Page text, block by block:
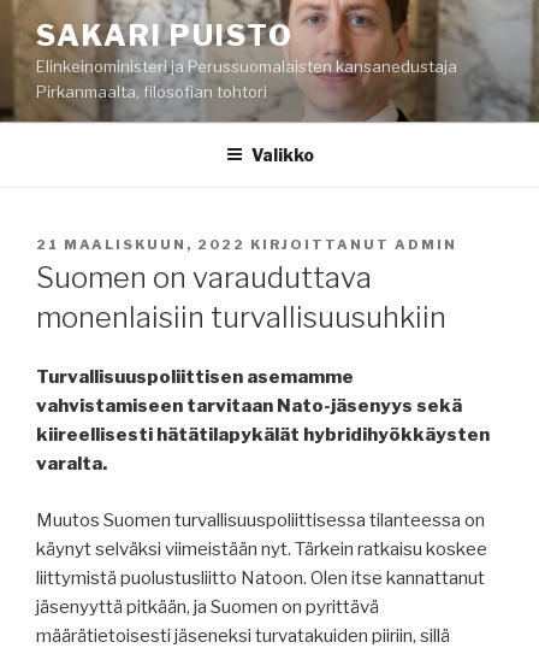
Siirry
sisältöönSAKARI PUISTO
Elinkeinoministeri ja Perussuomalaisten kansanedustaja
Pirkanmaalta, filosofian tohtori
Valikko
JULKAISTU
21 MAALISKUUN, 2022 KIRJOITTANUT ADMIN
Suomen on varauduttava
monenlaisiin turvallisuusuhkiin
Turvallisuuspoliittisen asemamme
vahvistamiseen tarvitaan Nato-jäsenyys sekä
kiireellisesti hätätilapykälät hybridihyökkäysten
varalta.
Muutos Suomen turvallisuuspoliittisessa tilanteessa on
käynyt selväksi viimeistään nyt. Tärkein ratkaisu koskee
liittymistä puolustusliitto Natoon. Olen itse kannattanut
jäsenyyttä pitkään, ja Suomen on pyrittävä
määrätietoisesti jäseneksi turvatakuiden piiriin, sillä